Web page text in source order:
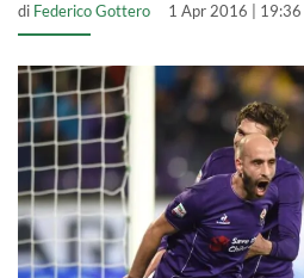
di Federico Gottero 1 Apr 2016 | 19:36